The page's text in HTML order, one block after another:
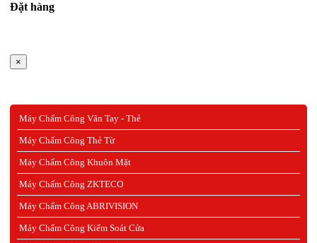
Đặt hàng
×
Máy Chấm Công Vân Tay - Thẻ
Máy Chấm Công Thẻ Từ
Máy Chấm Công Khuôn Mặt
Máy Chấm Công ZKTECO
Máy Chấm Công ABRIVISION
Máy Chấm Công Kiểm Soát Cửa